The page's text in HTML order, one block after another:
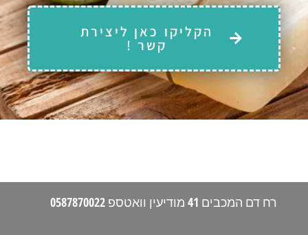
הקליקו כאן ליצירת
קשר !
רח דם המכבים 41 מודיעין וואטספ 0587870022